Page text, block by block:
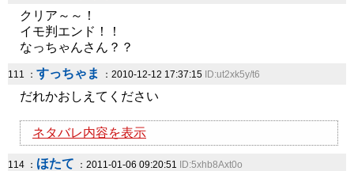
クリア～～！
イモ判エンド！！
なっちゃんさん？？
111 ： すっちゃま ：2010-12-12 17:37:15 ID:ut2xk5y/t6
だれかおしえてください
ネタバレ内容を表示
114 ： ほたて ：2011-01-06 09:20:51 ID:5xhb8Axt0o